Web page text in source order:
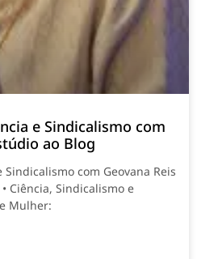
e Sindicalismo com
ao Blog
com Geovana Reis
Ciência, Sindicalismo e
Mulher: